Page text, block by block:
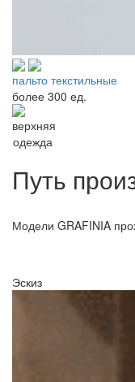
пальто текстильные
более 300 ед.
Путь
Модели GRAFINIA
Эскиз